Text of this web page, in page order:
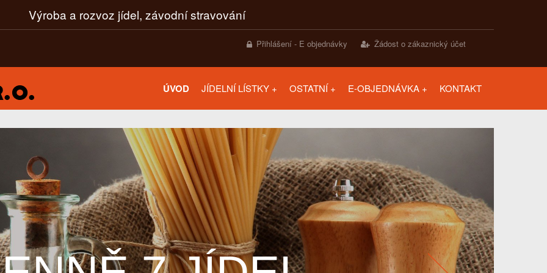
Výroba a rozvoz jídel, závodní stravování
Přihlášení - E objednávky Žádost o zákaznický účet
ÚVOD JÍDELNÍ LÍSTKY OSTATNÍ E-OBJEDNÁVKA KONTAKT